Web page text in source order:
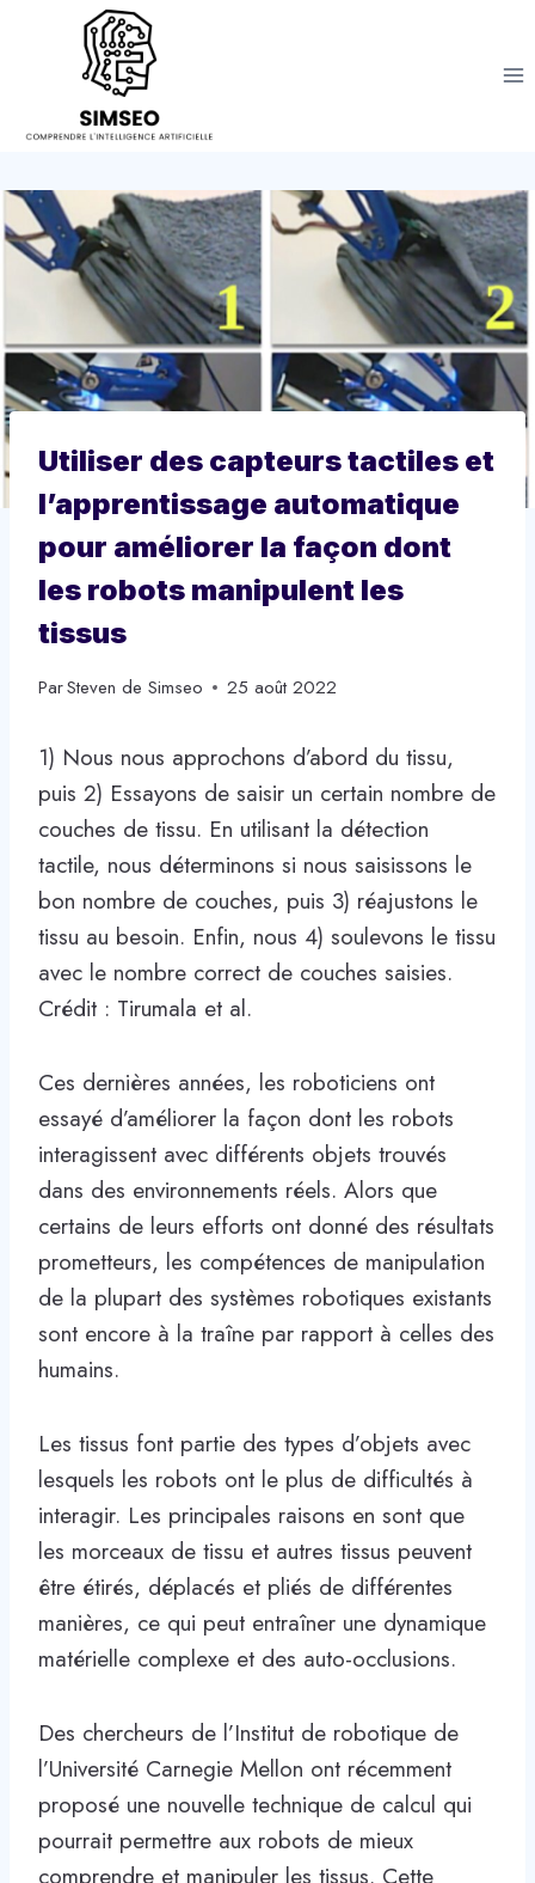
Utiliser des capteurs tactiles et
l’apprentissage automatique
pour améliorer la façon dont
les robots manipulent les
tissus
ParSteven de Simseo 25 août 2022
1) Nous nous approchons d’abord du tissu,
puis 2) Essayons de saisir un certain nombre de
couches de tissu. En utilisant la détection
tactile, nous déterminons si nous saisissons le
bon nombre de couches, puis 3) réajustons le
tissu au besoin. Enfin, nous 4) soulevons le tissu
avec le nombre correct de couches saisies.
Crédit : Tirumala et al.
Ces dernières années, les roboticiens ont
essayé d’améliorer la façon dont les robots
interagissent avec différents objets trouvés
dans des environnements réels. Alors que
certains de leurs efforts ont donné des résultats
prometteurs, les compétences de manipulation
de la plupart des systèmes robotiques existants
sont encore à la traîne par rapport à celles des
humains.
Les tissus font partie des types d’objets avec
lesquels les robots ont le plus de difficultés à
interagir. Les principales raisons en sont que
les morceaux de tissu et autres tissus peuvent
être étirés, déplacés et pliés de différentes
manières, ce qui peut entraîner une dynamique
matérielle complexe et des auto-occlusions.
Des chercheurs de l’Institut de robotique de
l’Université Carnegie Mellon ont récemment
proposé une nouvelle technique de calcul qui
pourrait permettre aux robots de mieux
comprendre et manipuler les tissus. Cette